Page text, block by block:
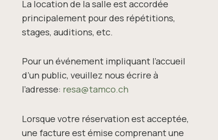
La location de la salle est accordée
principalement pour des répétitions,
stages, auditions, etc.
Pour un événement impliquant l’accueil
d’un public, veuillez nous écrire à
l’adresse: resa@tamco.ch
Lorsque votre réservation est acceptée,
une facture est émise comprenant une